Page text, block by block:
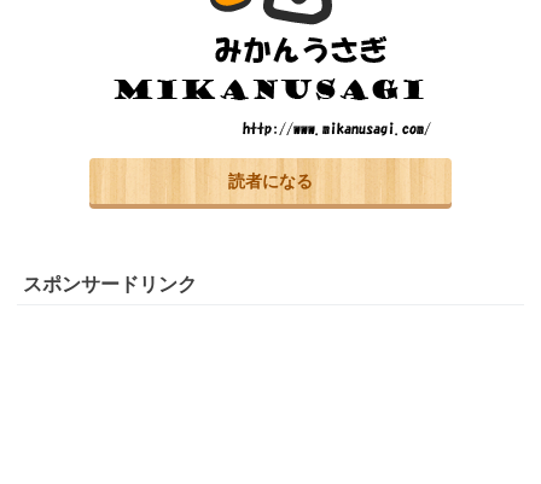
読者になる
スポンサードリンク